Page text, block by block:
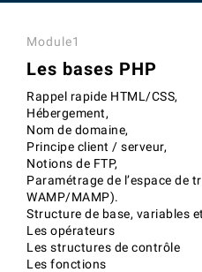
Module1
Les bases PHP
Rappel rapide HTML/CSS,
Hébergement,
Nom de domaine,
Principe client / serveur,
Notions de FTP,
Paramétrage de l’espace de
WAMP/MAMP).
Structure de base, variables
Les opérateurs
Les structures de contrôle
Les fonctions